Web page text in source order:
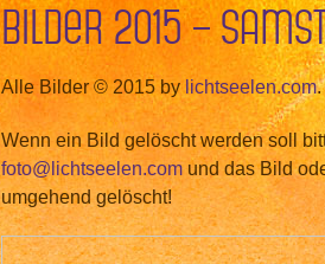
Bilder 2015 –
Alle Bilder © 2015 bylichtseelen.com.
Wenn ein Bild gelöscht werden soll
foto@lichtseelen.com und das Bild
umgehend gelöscht!